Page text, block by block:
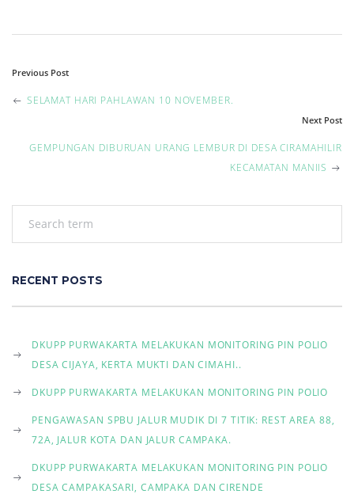
P
o
n
a
v
i
i
o
Previous Post
SELAMAT HARI PAHLAWAN 10 NOVEMBER.
Next Post
GEMPUNGAN DIBURUAN URANG LEMBUR DI DESA CIRAMAHILIR
KECAMATAN MANIIS
RECENT POSTS
DKUPP PURWAKARTA MELAKUKAN MONITORING PIN POLIO
DESA CIJAYA, KERTA MUKTI DAN CIMAHI..
DKUPP PURWAKARTA MELAKUKAN MONITORING PIN POLIO
PENGAWASAN SPBU JALUR MUDIK DI 7 TITIK: REST AREA 88,
72A, JALUR KOTA DAN JALUR CAMPAKA.
DKUPP PURWAKARTA MELAKUKAN MONITORING PIN POLIO
DESA CAMPAKASARI, CAMPAKA DAN CIRENDE